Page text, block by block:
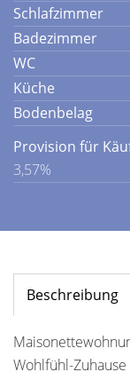
Schlafzimmer
Badezimmer
WC
Küche
Bodenbelag
Provision für
3,57%
Beschreibung
Wohlfühl-Zuhause